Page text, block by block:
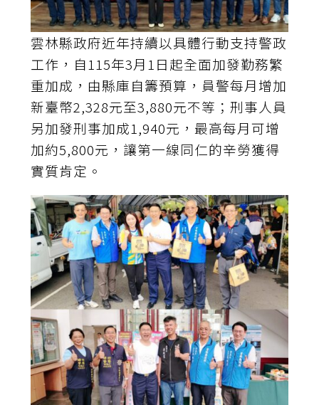
雲林縣政府近年持續以具體行動支持警政
工作，自115年3月1日起全面加發勤務繁
重加成，由縣庫自籌預算，員警每月增加
新臺幣2,328元至3,880元不等；刑事人員
另加發刑事加成1,940元，最高每月可增
加約5,800元，讓第一線同仁的辛勞獲得
實質肯定。